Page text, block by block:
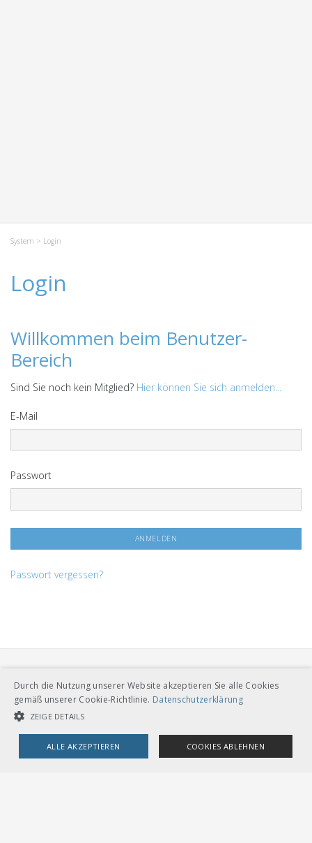
System > Login
Login
Willkommen beim Benutzer-
Bereich
Sind Sie noch kein Mitglied? Hier können Sie sich anmelden...
E-Mail
Passwort
Passwort vergessen?
VERBAND ÖFFENTLICHER VERKEHR
Dählhölzliweg 12
CH-3005 Bern
Durch die Nutzung unserer Website akzeptieren Sie alle Cookies
gemäß unserer Cookie-Richtlinie. Datenschutzerklärung
ZEIGE DETAILS
ALLE AKZEPTIEREN COOKIES ABLEHNEN